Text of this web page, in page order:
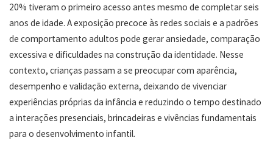
20% tiveram o primeiro acesso antes mesmo de completar seis
anos de idade. A exposição precoce às redes sociais e a padrões
de comportamento adultos pode gerar ansiedade, comparação
excessiva e dificuldades na construção da identidade. Nesse
contexto, crianças passam a se preocupar com aparência,
desempenho e validação externa, deixando de vivenciar
experiências próprias da infância e reduzindo o tempo destinado
a interações presenciais, brincadeiras e vivências fundamentais
para o desenvolvimento infantil.